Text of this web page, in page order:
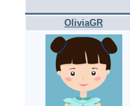
OliviaGR